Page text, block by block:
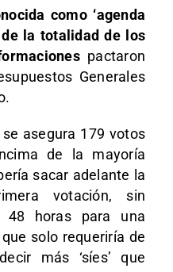
como ‘agenda
la totalidad de los
pactaron
Generales
asegura 179 votos
de la mayoría
sacar adelante la
votación, sin
48 horas para una
solo requeriría de
más ‘síes’ que